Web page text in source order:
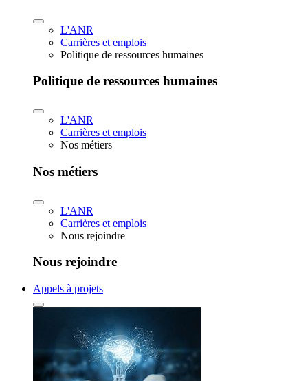
L'ANR
Carrières et emplois
Politique de ressources humaines
Politique de ressources humaines
L'ANR
Carrières et emplois
Nos métiers
Nos métiers
L'ANR
Carrières et emplois
Nous rejoindre
Nous rejoindre
Appels à projets